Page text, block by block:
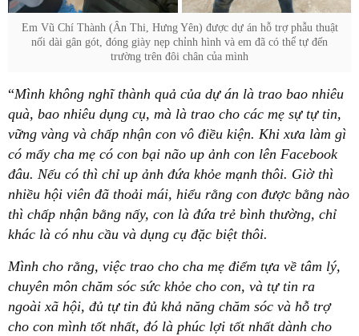
Em Vũ Chí Thành (Ân Thi, Hưng Yên) được dự án hỗ trợ phẫu thuật
nối dài gân gót, đóng giày nẹp chỉnh hình và em đã có thể tự đến
trường trên đôi chân của mình
“Mình không nghĩ thành quả của dự án là trao bao nhiêu
quà, bao nhiêu dụng cụ, mà là trao cho các mẹ sự tự tin,
vững vàng và chấp nhận con vô điều kiện. Khi xưa làm gì
có mấy cha mẹ có con bại não up ảnh con lên Facebook
đâu. Nếu có thì chỉ up ảnh đứa khỏe mạnh thôi. Giờ thì
nhiều hội viên đã thoải mái, hiểu rằng con được bằng nào
thì chấp nhận bằng nấy, con là đứa trẻ bình thường, chỉ
khác là có nhu cầu và dụng cụ đặc biệt thôi.
Mình cho rằng, việc trao cho cha mẹ điểm tựa về tâm lý,
chuyên môn chăm sóc sức khỏe cho con, và tự tin ra
ngoài xã hội, đủ tự tin đủ khả năng chăm sóc và hỗ trợ
cho con mình tốt nhất, đó là phúc lợi tốt nhất dành cho